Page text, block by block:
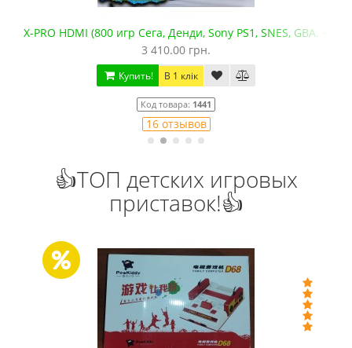
X-PRO HDMI (800 игр Сега, Денди, Sony PS1, SNES, GBA.
3 410.00 грн.
Купить! В 1 клік
Код товара: 1441
16 отзывов
👍ТОП детских игровых
приставок!👍